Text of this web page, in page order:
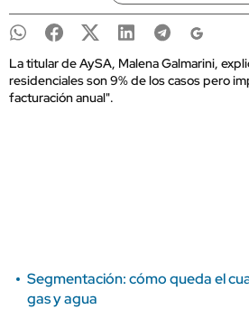
La titular de AySA, Malena Galmarini,
residenciales son 9% de los casos pero
facturación anual".
Segmentación: cómo queda el
gas y agua